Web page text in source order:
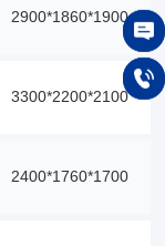
2900*1860*1900
3300*2200*2100
2400*1760*1700
在线